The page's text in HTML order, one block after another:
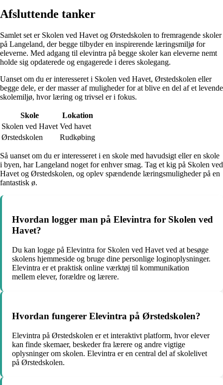
Afsluttende tanker
Samlet set er Skolen ved Havet og Ørstedskolen to fremragende skoler
på Langeland, der begge tilbyder en inspirerende læringsmiljø for
eleverne. Med adgang til elevintra på begge skoler kan eleverne nemt
holde sig opdaterede og engagerede i deres skolegang.
Uanset om du er interesseret i Skolen ved Havet, Ørstedskolen eller
begge dele, er der masser af muligheder for at blive en del af et levende
skolemiljø, hvor læring og trivsel er i fokus.
Skole
Lokation
Skolen ved Havet Ved havet
Ørstedskolen
Rudkøbing
Så uanset om du er interesseret i en skole med havudsigt eller en skole
i byen, har Langeland noget for enhver smag. Tag et kig på Skolen ved
Havet og Ørstedskolen, og oplev spændende læringsmuligheder på en
fantastisk ø.
Hvordan logger man på Elevintra for Skolen ved
Havet?
Du kan logge på Elevintra for Skolen ved Havet ved at besøge
skolens hjemmeside og bruge dine personlige loginoplysninger.
Elevintra er et praktisk online værktøj til kommunikation
mellem elever, forældre og lærere.
Hvordan fungerer Elevintra på Ørstedskolen?
Elevintra på Ørstedskolen er et interaktivt platform, hvor elever
kan finde skemaer, beskeder fra lærere og andre vigtige
oplysninger om skolen. Elevintra er en central del af skolelivet
på Ørstedskolen.